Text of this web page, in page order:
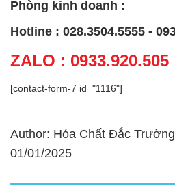
Phòng kinh doanh :
Hotline : 028.3504.5555 -
ZALO : 0933.920.505
[contact-form-7 id="1116"]
Author: Hóa Chất Đắc
01/01/2025